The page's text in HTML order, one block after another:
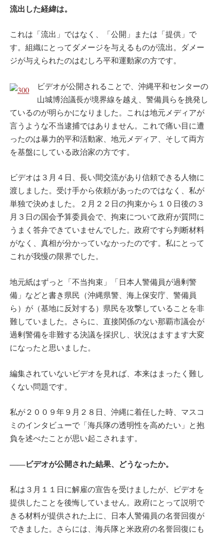
流出した経緯は。
これは「流出」ではなく、「公開」または「提供」で
す。組織にとってダメージを与えるものが流出。ダメー
ジが与えられたのはむしろ平和運動家の方です。
ビデオが公開されることで、沖縄平和センターの
山城博治議長が境界線を越え、警備員らを挑発し
ているのが明らかになりました。これは地元メディアが
言うような不当逮捕ではありません。これで痛い目に遭
ったのは暴力的平和活動家、地元メディア、そして両方
を基盤にしている政治家の方です。
ビデオは３月４日、長い間交流があり信頼できる人物に
渡しました。受け手から依頼があったのではなく、私が
単独で決めました。２月２２日の拘束から１０日後の３
月３日の国会予算委員会で、拘束について政府が質問に
うまく答弁できていませんでした。政府ですら判断材料
がなく、真相が分かっていなかったのです。私にとって
これが我慢の限界でした。
地元紙はずっと「不当拘束」「日本人警備員が過剰警
備」などと書き県民（沖縄県警、海上保安庁、警備員
ら）が（基地に反対する）県民を攻撃していることを非
難していました。さらに、直接関係のない那覇市議会が
過剰警備を非難する決議を採択し、状況はますます大変
になったと思いました。
編集されていないビデオを見れば、本来はまったく難し
くない問題です。
私が２００９年９月２８日、沖縄に着任した時、マスコ
ミのインタビューで「海兵隊の透明性を高めたい」と抱
負を述べたことが思い起こされます。
――ビデオが公開された結果、どうなったか。
私は３月１１日に解雇の宣告を受けましたが、ビデオを
提供したことを後悔していません。政府にとって説明で
きる材料が提供された上に、日本人警備員の名誉回復が
できました。さらには、海兵隊と米政府の名誉回復にも